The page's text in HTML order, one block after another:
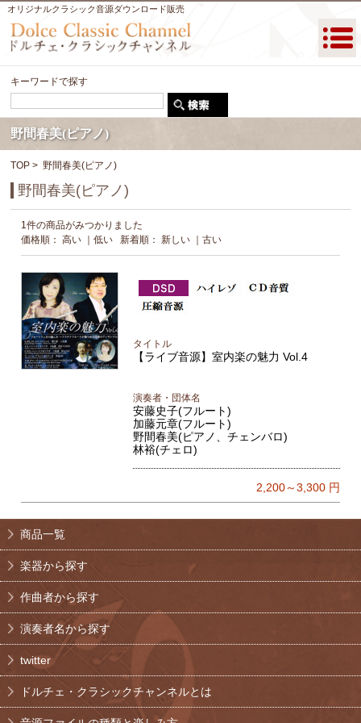
オリジナルクラシック音源ダウンロード販売
キーワードで探す
野間春美(ピアノ)
TOP > 野間春美(ピアノ)
野間春美(ピアノ)
1件の商品がみつかりました
価格順：高い ｜低い 新着順：新しい ｜古い
タイトル
【ライブ音源】室内楽の魅力 Vol.4
演奏者・団体名
安藤史子(フルート)
加藤元章(フルート)
野間春美(ピアノ、チェンバロ)
林裕(チェロ)
2,200～3,300円
商品一覧
楽器から探す
作曲者から探す
演奏者名から探す
twitter
ドルチェ・クラシックチャンネルとは